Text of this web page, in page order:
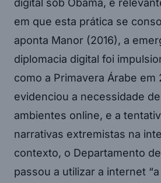
digital sob Obama, é
em que esta prática se
aponta Manor (2016), a
diplomacia digital foi
como a Primavera Árabe em
evidenciou a necessidade
ambientes online, e a
narrativas extremistas na
contexto, o Departamento
passou a utilizar a internet